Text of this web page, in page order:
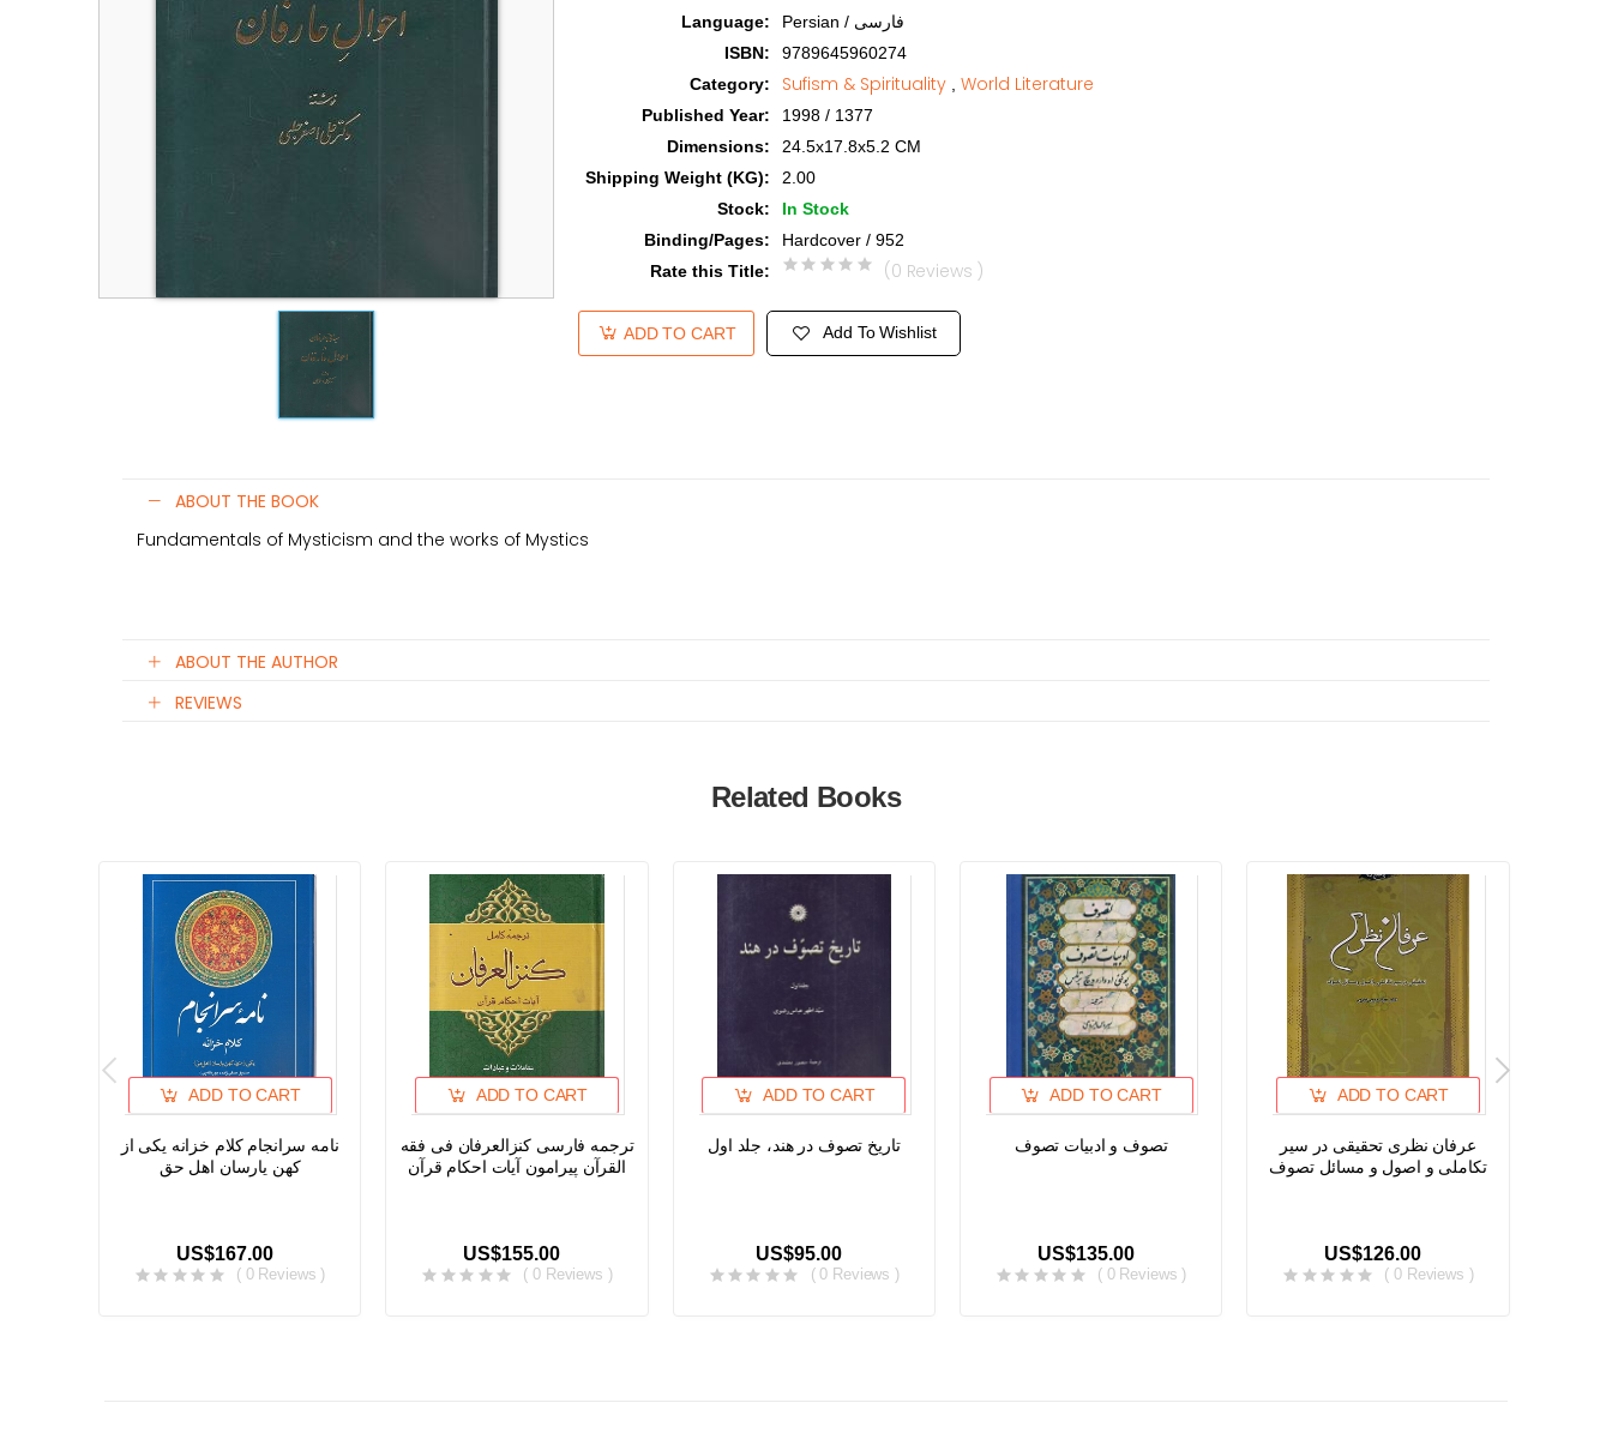
Language:
Persian / فارسی
ISBN:
9789645960274
Category: Sufism & Spirituality World Literature
Published Year:
1998 / 1377
Dimensions:
24.5x17.8x5.2 CM
Shipping Weight (KG):
2.00
Stock:
In Stock
Binding/Pages:
Hardcover / 952
Rate this Title: (0 Reviews )
ADD TO CART Add To Wishlist
ABOUT THE BOOK
Fundamentals of Mysticism and the works of Mystics
ABOUT THE AUTHOR
REVIEWS
Related Books
ADD TO CART
نامه سرانجام کلام خزانه یکی از
کهن یارسان اهل حق
US$167.00
( 0 Reviews )
ADD TO CART
ترجمه فارسی کنزالعرفان فی فقه
القرآن پیرامون آیات احکام قرآن
US$155.00
( 0 Reviews )
ADD TO CART
تاریخ تصوف در هند، جلد اول
US$95.00
( 0 Reviews )
ADD TO CART
تصوف و ادبیات تصوف
US$135.00
( 0 Reviews )
ADD TO CART
عرفان نظری تحقیقی در سیر
تکاملی و اصول و مسائل تصوف
US$126.00
( 0 Reviews )